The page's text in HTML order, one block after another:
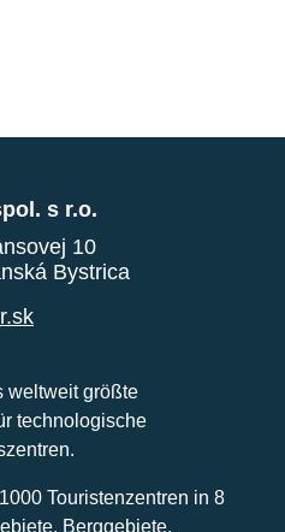
s r.o.
10
Bystrica
weltweit größte
technologische
Touristenzentren in 8
Berggebiete,